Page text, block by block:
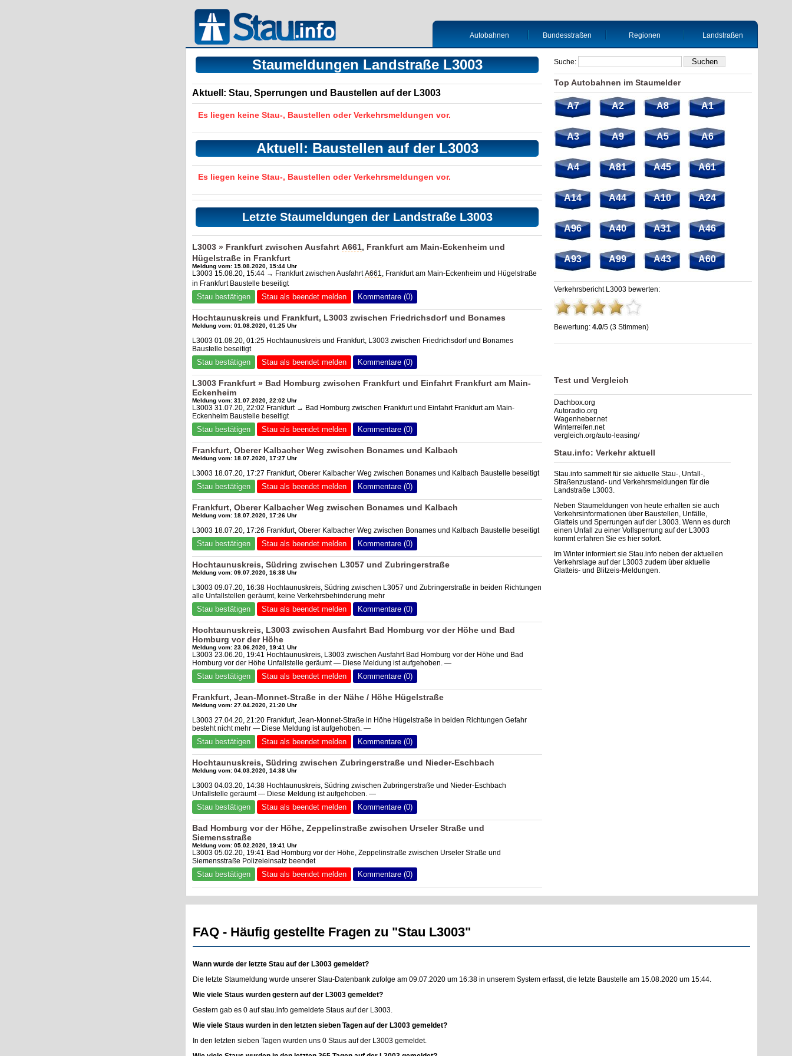
Autobahnen Bundesstraßen Regionen Landstraßen
Staumeldungen Landstraße L3003
Aktuell: Stau, Sperrungen und Baustellen auf der L3003
Es liegen keine Stau-, Baustellen oder Verkehrsmeldungen vor.
Aktuell: Baustellen auf der L3003
Es liegen keine Stau-, Baustellen oder Verkehrsmeldungen vor.
Letzte Staumeldungen der Landstraße L3003
L3003 » Frankfurt zwischen Ausfahrt A661, Frankfurt am Main-Eckenheim und
Hügelstraße in Frankfurt
Meldung vom: 15.08.2020, 15:44 Uhr
L3003 15.08.20, 15:44 → Frankfurt zwischen AusfahrtA661, Frankfurt am Main-Eckenheim und Hügelstraße
in Frankfurt Baustelle beseitigt
Stau bestätigen Stau als beendet melden Kommentare (0)
Hochtaunuskreis und Frankfurt, L3003 zwischen Friedrichsdorf und Bonames
Meldung vom: 01.08.2020, 01:25 Uhr
L3003 01.08.20, 01:25 Hochtaunuskreis und Frankfurt, L3003 zwischen Friedrichsdorf und Bonames
Baustelle beseitigt
Stau bestätigen Stau als beendet melden Kommentare (0)
L3003 Frankfurt » Bad Homburg zwischen Frankfurt und Einfahrt Frankfurt am Main-
Eckenheim
Meldung vom: 31.07.2020, 22:02 Uhr
L3003 31.07.20, 22:02 Frankfurt → Bad Homburg zwischen Frankfurt und Einfahrt Frankfurt am Main-
Eckenheim Baustelle beseitigt
Stau bestätigen Stau als beendet melden Kommentare (0)
Frankfurt, Oberer Kalbacher Weg zwischen Bonames und Kalbach
Meldung vom: 18.07.2020, 17:27 Uhr
L3003 18.07.20, 17:27 Frankfurt, Oberer Kalbacher Weg zwischen Bonames und Kalbach Baustelle beseitigt
Stau bestätigen Stau als beendet melden Kommentare (0)
Frankfurt, Oberer Kalbacher Weg zwischen Bonames und Kalbach
Meldung vom: 18.07.2020, 17:26 Uhr
L3003 18.07.20, 17:26 Frankfurt, Oberer Kalbacher Weg zwischen Bonames und Kalbach Baustelle beseitigt
Stau bestätigen Stau als beendet melden Kommentare (0)
Hochtaunuskreis, Südring zwischen L3057 und Zubringerstraße
Meldung vom: 09.07.2020, 16:38 Uhr
L3003 09.07.20, 16:38 Hochtaunuskreis, Südring zwischen L3057 und Zubringerstraße in beiden Richtungen
alle Unfallstellen geräumt, keine Verkehrsbehinderung mehr
Stau bestätigen Stau als beendet melden Kommentare (0)
Hochtaunuskreis, L3003 zwischen Ausfahrt Bad Homburg vor der Höhe und Bad
Homburg vor der Höhe
Meldung vom: 23.06.2020, 19:41 Uhr
L3003 23.06.20, 19:41 Hochtaunuskreis, L3003 zwischen Ausfahrt Bad Homburg vor der Höhe und Bad
Homburg vor der Höhe Unfallstelle geräumt — Diese Meldung ist aufgehoben. —
Stau bestätigen Stau als beendet melden Kommentare (0)
Frankfurt, Jean-Monnet-Straße in der Nähe / Höhe Hügelstraße
Meldung vom: 27.04.2020, 21:20 Uhr
L3003 27.04.20, 21:20 Frankfurt, Jean-Monnet-Straße in Höhe Hügelstraße in beiden Richtungen Gefahr
besteht nicht mehr — Diese Meldung ist aufgehoben. —
Stau bestätigen Stau als beendet melden Kommentare (0)
Hochtaunuskreis, Südring zwischen Zubringerstraße und Nieder-Eschbach
Meldung vom: 04.03.2020, 14:38 Uhr
L3003 04.03.20, 14:38 Hochtaunuskreis, Südring zwischen Zubringerstraße und Nieder-Eschbach
Unfallstelle geräumt — Diese Meldung ist aufgehoben. —
Stau bestätigen Stau als beendet melden Kommentare (0)
Bad Homburg vor der Höhe, Zeppelinstraße zwischen Urseler Straße und
Siemensstraße
Meldung vom: 05.02.2020, 19:41 Uhr
L3003 05.02.20, 19:41 Bad Homburg vor der Höhe, Zeppelinstraße zwischen Urseler Straße und
Siemensstraße Polizeieinsatz beendet
Stau bestätigen Stau als beendet melden Kommentare (0)
Suche:
Top Autobahnen im Staumelder
A7 A2 A8 A1
A3 A9 A5 A6
A4 A81 A45 A61
A14 A44 A10 A24
A96 A40 A31 A46
A93 A99 A43 A60
Verkehrsbericht L3003 bewerten:
Bewertung: 4.0/5 (3 Stimmen)
Stau L3003: Unfälle, Sperrung & Baustellen | Staumelder
Test und Vergleich
Dachbox.org
Autoradio.org
Wagenheber.net
Winterreifen.net
vergleich.org/auto-leasing/
Stau.info: Verkehr aktuell
Stau.info sammelt für sie aktuelle Stau-, Unfall-,
Straßenzustand- und Verkehrsmeldungen für die
Landstraße L3003.
Neben Staumeldungen von heute erhalten sie auch
Verkehrsinformationen über Baustellen, Unfälle,
Glatteis und Sperrungen auf der L3003. Wenn es durch
einen Unfall zu einer Vollsperrung auf der L3003
kommt erfahren Sie es hier sofort.
Im Winter informiert sie Stau.info neben der aktuellen
Verkehrslage auf der L3003 zudem über aktuelle
Glatteis- und Blitzeis-Meldungen.
FAQ - Häufig gestellte Fragen zu "Stau L3003"
Wann wurde der letzte Stau auf der L3003 gemeldet?
Die letzte Staumeldung wurde unserer Stau-Datenbank zufolge am 09.07.2020 um 16:38 in unserem System erfasst, die letzte Baustelle am 15.08.2020 um 15:44.
Wie viele Staus wurden gestern auf der L3003 gemeldet?
Gestern gab es 0 aufstau.info gemeldete Staus auf der L3003.
Wie viele Staus wurden in den letzten sieben Tagen auf der L3003 gemeldet?
In den letzten sieben Tagen wurden uns 0 Staus auf der L3003 gemeldet.